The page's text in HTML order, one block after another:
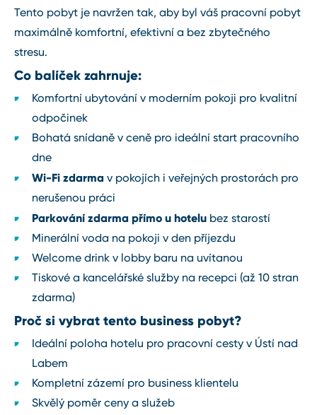
Tento pobyt je navržen tak, aby byl váš pracovní pobyt
maximálně komfortní, efektivní a bez zbytečného
stresu.
Co balíček zahrnuje:
Komfortní ubytování v moderním pokoji pro kvalitní
odpočinek
Bohatá snídaně v ceně pro ideální start pracovního
dne
Wi-Fi zdarma v pokojích i veřejných prostorách pro
nerušenou práci
Parkování zdarma přímo u hotelu bez starostí
Minerální voda na pokoji v den příjezdu
Welcome drink v lobby baru na uvítanou
Tiskové a kancelářské služby na recepci (až 10 stran
zdarma)
Proč si vybrat tento business pobyt?
Ideální poloha hotelu pro pracovní cesty v Ústí nad
Labem
Kompletní zázemí pro business klientelu
Skvělý poměr ceny a služeb